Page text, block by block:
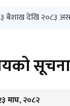
बैशाख देखि २०८३
: Procurement
माघ, २०८२